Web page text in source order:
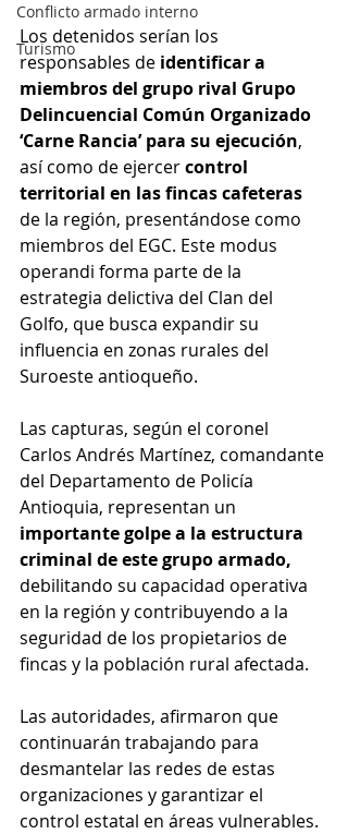
Conflicto armado interno
Turismo
Los detenidos serían los
responsables de identificar a
miembros del grupo rival Grupo
Delincuencial Común Organizado
‘Carne Rancia’ para su ejecución,
así como de ejercer control
territorial en las fincas cafeteras
de la región, presentándose como
miembros del EGC. Este modus
operandi forma parte de la
estrategia delictiva del Clan del
Golfo, que busca expandir su
influencia en zonas rurales del
Suroeste antioqueño.
Las capturas, según el coronel
Carlos Andrés Martínez, comandante
del Departamento de Policía
Antioquia, representan un
importante golpe a la estructura
criminal de este grupo armado,
debilitando su capacidad operativa
en la región y contribuyendo a la
seguridad de los propietarios de
fincas y la población rural afectada.
Las autoridades, afirmaron que
continuarán trabajando para
desmantelar las redes de estas
organizaciones y garantizar el
control estatal en áreas vulnerables.